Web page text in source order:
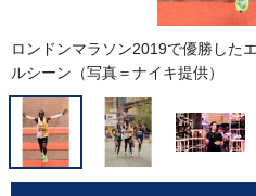
ロンドンマラソン2019で優勝した
ルシーン（写真＝ナイキ提供）